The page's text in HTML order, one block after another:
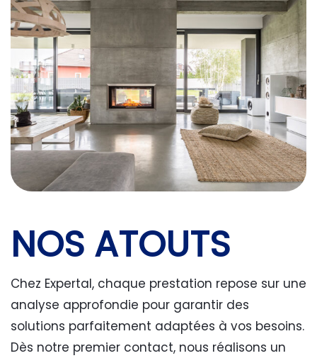
NOS ATOUTS
Chez Expertal, chaque prestation repose sur une
analyse approfondie pour garantir des
solutions parfaitement adaptées à vos besoins.
Dès notre premier contact, nous réalisons un